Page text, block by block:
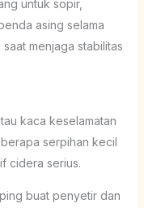
untuk sopir,
asing selama
menjaga stabilitas
kaca keselamatan
serpihan kecil
cidera serius.
buat penyetir dan